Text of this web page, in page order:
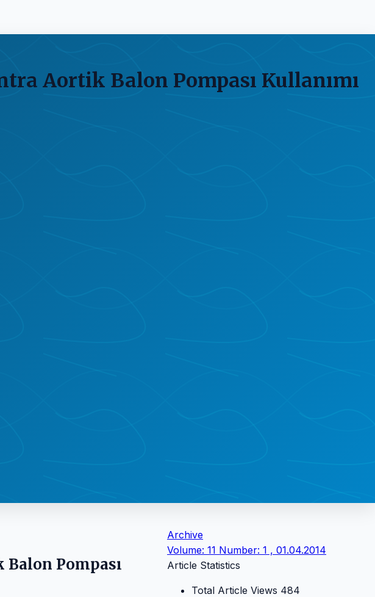
Aortik Balon Pompası Kullanımı
Pompası
Archive
Volume: 11 Number: 1 , 01.04.2014
Article Statistics
Total Article Views 484